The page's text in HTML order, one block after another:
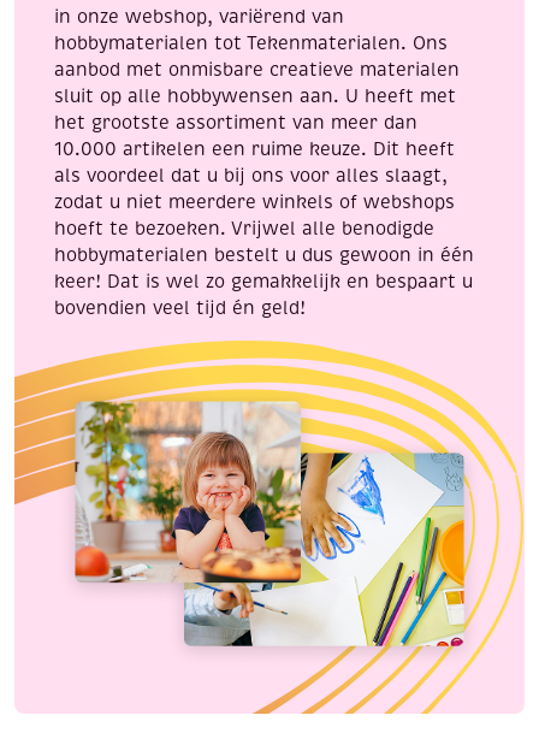
in onze webshop, variërend van
hobbymaterialen tot Tekenmaterialen. Ons
aanbod met onmisbare creatieve materialen
sluit op alle hobbywensen aan. U heeft met
het grootste assortiment van meer dan
10.000 artikelen een ruime keuze. Dit heeft
als voordeel dat u bij ons voor alles slaagt,
zodat u niet meerdere winkels of webshops
hoeft te bezoeken. Vrijwel alle benodigde
hobbymaterialen bestelt u dus gewoon in één
keer! Dat is wel zo gemakkelijk en bespaart u
bovendien veel tijd én geld!